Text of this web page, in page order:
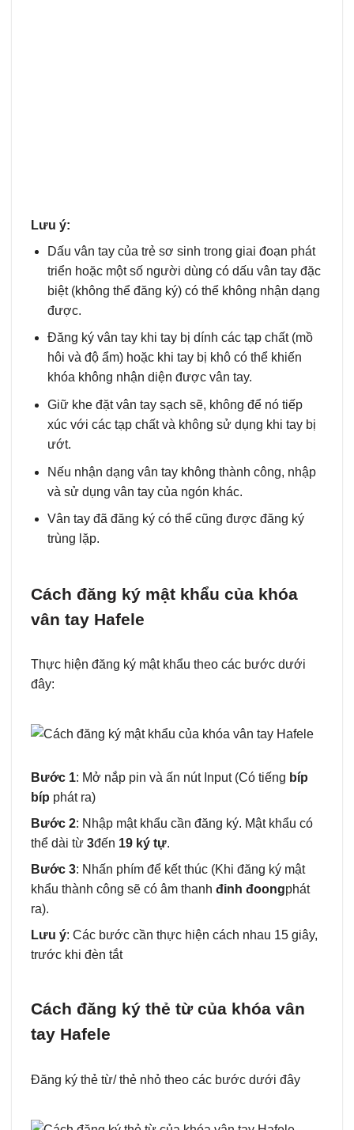
Lưu ý:
Dấu vân tay của trẻ sơ sinh trong giai đoạn phát
triển hoặc một số người dùng có dấu vân tay đặc
biệt (không thể đăng ký) có thể không nhận dạng
được.
Đăng ký vân tay khi tay bị dính các tạp chất (mồ
hôi và độ ẩm) hoặc khi tay bị khô có thể khiến
khóa không nhận diện được vân tay.
Giữ khe đặt vân tay sạch sẽ, không để nó tiếp
xúc với các tạp chất và không sử dụng khi tay bị
ướt.
Nếu nhận dạng vân tay không thành công, nhập
và sử dụng vân tay của ngón khác.
Vân tay đã đăng ký có thể cũng được đăng ký
trùng lặp.
Cách đăng ký mật khẩu của khóa
vân tay Hafele
Thực hiện đăng ký mật khẩu theo các bước dưới
đây:
Bước 1: Mở nắp pin và ấn nút Input (Có tiếng bíp
bíp phát ra)
Bước 2: Nhập mật khẩu cần đăng ký. Mật khẩu có
thể dài từ 3đến 19 ký tự.
Bước 3: Nhấn phím để kết thúc (Khi đăng ký mật
khẩu thành công sẽ có âm thanh đinh đoongphát
ra).
Lưu ý: Các bước cần thực hiện cách nhau 15 giây,
trước khi đèn tắt
Cách đăng ký thẻ từ của khóa vân
tay Hafele
Đăng ký thẻ từ/ thẻ nhỏ theo các bước dưới đây